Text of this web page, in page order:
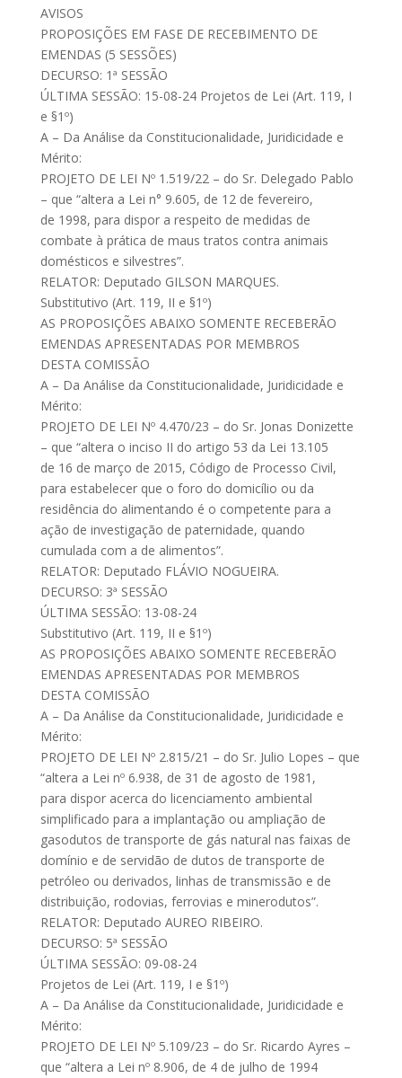
AVISOS
PROPOSIÇÕES EM FASE DE RECEBIMENTO DE
EMENDAS (5 SESSÕES)
DECURSO: 1ª SESSÃO
ÚLTIMA SESSÃO: 15-08-24 Projetos de Lei (Art. 119, I
e §1º)
A – Da Análise da Constitucionalidade, Juridicidade e
Mérito:
PROJETO DE LEI Nº 1.519/22 – do Sr. Delegado Pablo
– que “altera a Lei n° 9.605, de 12 de fevereiro,
de 1998, para dispor a respeito de medidas de
combate à prática de maus tratos contra animais
domésticos e silvestres”.
RELATOR: Deputado GILSON MARQUES.
Substitutivo (Art. 119, II e §1º)
AS PROPOSIÇÕES ABAIXO SOMENTE RECEBERÃO
EMENDAS APRESENTADAS POR MEMBROS
DESTA COMISSÃO
A – Da Análise da Constitucionalidade, Juridicidade e
Mérito:
PROJETO DE LEI Nº 4.470/23 – do Sr. Jonas Donizette
– que “altera o inciso II do artigo 53 da Lei 13.105
de 16 de março de 2015, Código de Processo Civil,
para estabelecer que o foro do domicílio ou da
residência do alimentando é o competente para a
ação de investigação de paternidade, quando
cumulada com a de alimentos”.
RELATOR: Deputado FLÁVIO NOGUEIRA.
DECURSO: 3ª SESSÃO
ÚLTIMA SESSÃO: 13-08-24
Substitutivo (Art. 119, II e §1º)
AS PROPOSIÇÕES ABAIXO SOMENTE RECEBERÃO
EMENDAS APRESENTADAS POR MEMBROS
DESTA COMISSÃO
A – Da Análise da Constitucionalidade, Juridicidade e
Mérito:
PROJETO DE LEI Nº 2.815/21 – do Sr. Julio Lopes – que
“altera a Lei nº 6.938, de 31 de agosto de 1981,
para dispor acerca do licenciamento ambiental
simplificado para a implantação ou ampliação de
gasodutos de transporte de gás natural nas faixas de
domínio e de servidão de dutos de transporte de
petróleo ou derivados, linhas de transmissão e de
distribuição, rodovias, ferrovias e minerodutos”.
RELATOR: Deputado AUREO RIBEIRO.
DECURSO: 5ª SESSÃO
ÚLTIMA SESSÃO: 09-08-24
Projetos de Lei (Art. 119, I e §1º)
A – Da Análise da Constitucionalidade, Juridicidade e
Mérito:
PROJETO DE LEI Nº 5.109/23 – do Sr. Ricardo Ayres –
que “altera a Lei nº 8.906, de 4 de julho de 1994